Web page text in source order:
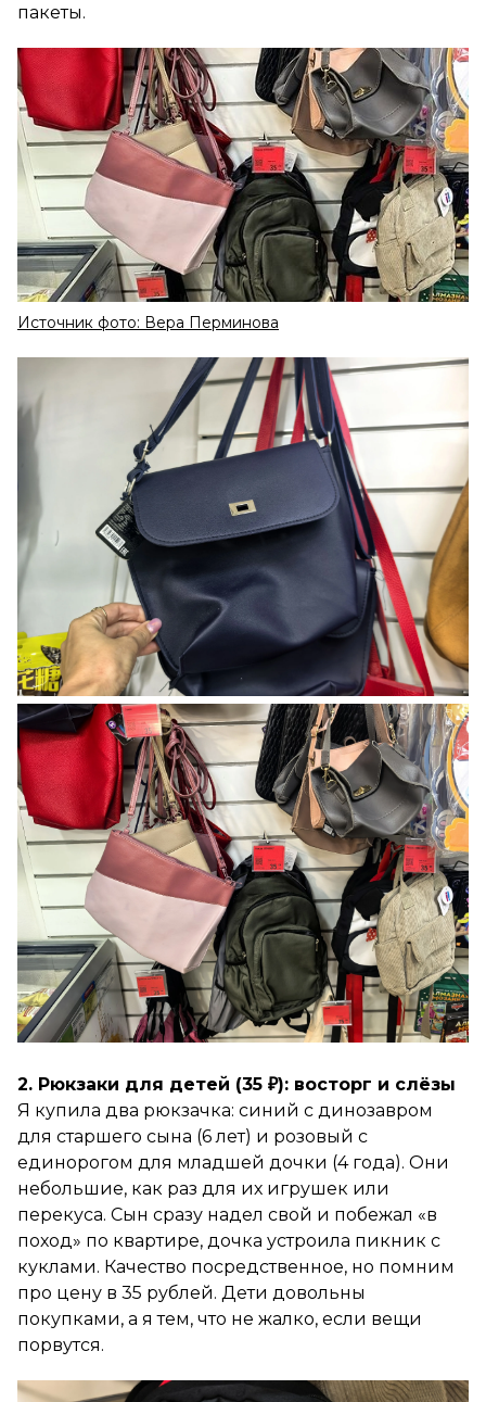
пакеты.
Источник фото: Вера Перминова
2. Рюкзаки для детей (35 ₽): восторг и слёзы
Я купила два рюкзачка: синий с динозавром
для старшего сына (6 лет) и розовый с
единорогом для младшей дочки (4 года). Они
небольшие, как раз для их игрушек или
перекуса. Сын сразу надел свой и побежал «в
поход» по квартире, дочка устроила пикник с
куклами. Качество посредственное, но помним
про цену в 35 рублей. Дети довольны
покупками, а я тем, что не жалко, если вещи
порвутся.